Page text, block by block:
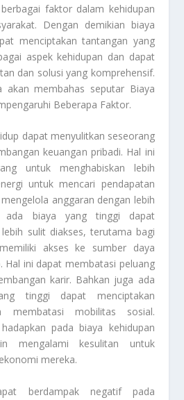
faktor dalam kehidupan
Dengan demikian biaya
menciptakan tantangan yang
aspek kehidupan dan dapat
dan solusi yang komprehensif.
akan membahas seputar Biaya
Beberapa Faktor.
dapat menyulitkan seseorang
keuangan pribadi. Hal ini
untuk menghabiskan lebih
untuk mencari pendapatan
anggaran dengan lebih
ada biaya yang tinggi dapat
sulit diakses, terutama bagi
akses ke sumber daya
Hal ini dapat membatasi peluang
karir. Bahkan juga ada
tinggi dapat menciptakan
membatasi mobilitas sosial.
pada biaya kehidupan
mengalami kesulitan untuk
mereka.
berdampak negatif pada